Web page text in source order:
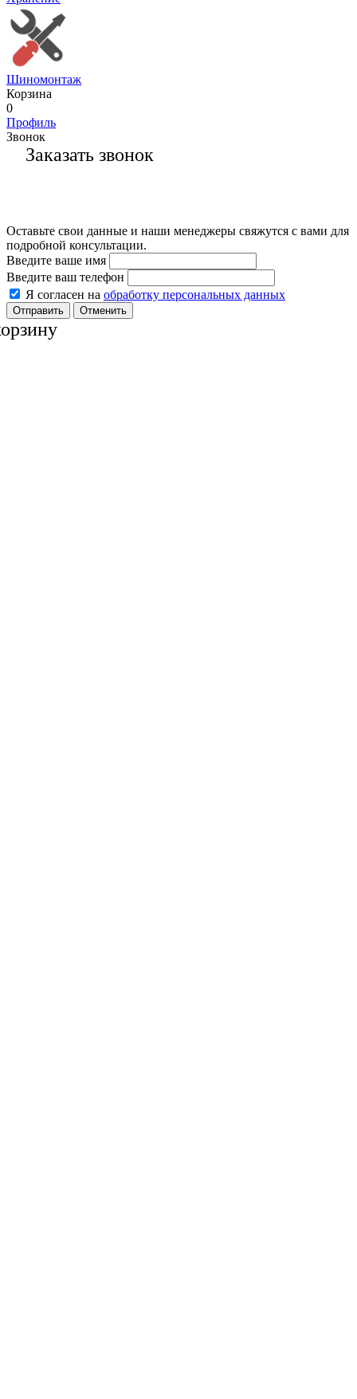
Шиномонтаж
Корзина
0
Профиль
Звонок
Заказать звонок
Оставьте свои данные и наши менеджеры свяжутся с вами для
подробной консультации.
Введите ваше имя
Введите ваш телефон
Я согласен на обработку персональных данных
Отменить